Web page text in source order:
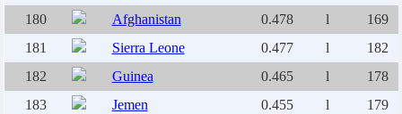
180 Afghanistan 0.478 l
169
181
Sierra Leone 0.477 l
182
182
Guinea 0.465 l
178
183
Jemen 0.455 l
179